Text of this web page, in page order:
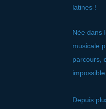
latines !
Née dans
musicale
parcours,
Depuis